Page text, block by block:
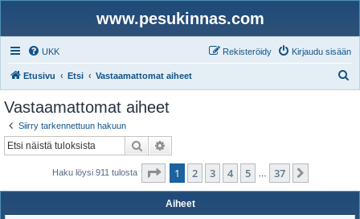
www.pesukinnas.com
UKK Kirjaudu sisään
Rekisteröidy
Etusivu Etsi Vastaamattomat aiheet
Vastaamattomat aiheet
Siirry tarkennettuun hakuun
Etsi
Haku löysi 911 tulosta Sivu /37
1 2 3 4 5 37
Aiheet